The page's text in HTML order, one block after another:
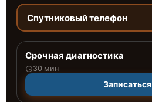
Спутниковый телефон
Срочная диагностика
30 мин
Записаться